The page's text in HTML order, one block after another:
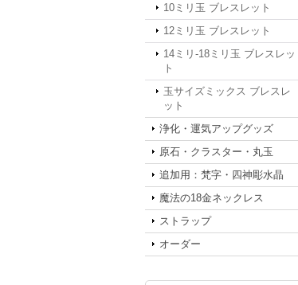
10ミリ玉 ブレスレット
12ミリ玉 ブレスレット
14ミリ-18ミリ玉 ブレスレッ
ト
玉サイズミックス ブレスレ
ット
浄化・運気アップグッズ
原石・クラスター・丸玉
追加用：梵字・四神彫水晶
魔法の18金ネックレス
ストラップ
オーダー